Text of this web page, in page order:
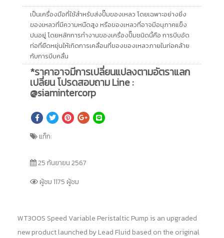
เป็นเครื่องมือที่ใช้สำหรับส่งปั๊มของเหลว โดยเฉพาะอย่างยิ่ง
ของเหลวที่มีความหนืดสูง หรือของเหลวที่อาจมีอนุภาคแข็ง
ปนอยู่ โดยหลักการทำงานของเครื่องปั๊มชนิดนี้คือ การบีบอัด
ท่อที่ยืดหยุ่นให้เกิดการเคลื่อนที่ของของเหลวภายในท่อคล้าย
กับการบีบคลื่น
*ราคาอาจมีการเปลี่ยนแปลงตามอัตราแลก
เปลี่ยน โปรดสอบถาม Line :
@siamintercorp
แท็ก:
25 กันยายน 2567
ผู้ชม 1175 ผู้ชม
WT300S Speed Variable Peristaltic Pump is an upgraded
new product launched by Lead Fluid based on the original